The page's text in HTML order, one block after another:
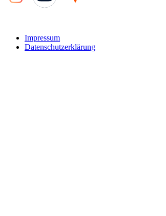
Impressum
Datenschutzerklärung